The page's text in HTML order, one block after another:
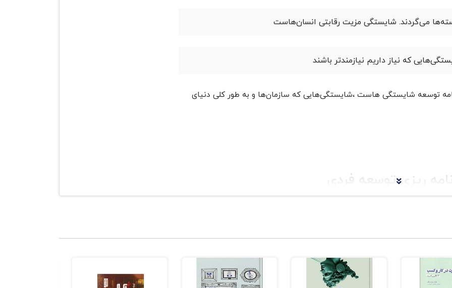
می‌گردند. شایستگی مزیت رقابتی انسان‌هاست
که نیاز داریم نیازمندتر باشند
توسعه شایستگی هاست ،شایستگی‌هایی که سازمان‌ها و به طور کلی دنیای
ریزی توسعه فردی
مسیر شغلی مناسب خود را پیدا کنم"؟